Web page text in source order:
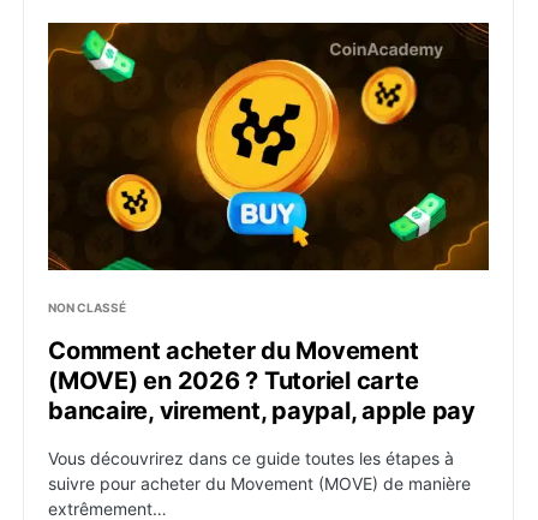
Comment acheter du Movement (MOVE) en 2026 ?
NON CLASSÉ
Comment acheter du Movement
(MOVE) en 2026 ? Tutoriel carte
bancaire, virement, paypal, apple pay
Vous découvrirez dans ce guide toutes les étapes à
suivre pour acheter du Movement (MOVE) de manière
extrêmement…